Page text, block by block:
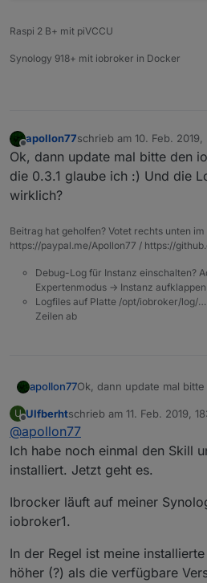
Raspi 2 B+ mit piVCCU
Synology 918+ mit iobroker in Docker
Offline
apollon77schrieb am 10. Feb.
zuletzt editiert von
Ok, dann update mal bitte den
die 0.3.1 glaube ich :) Und die
wirklich?
Beitrag hat geholfen? Votet rechts unten
https://paypal.me/Apollon77 / https://
Debug-Log für Instanz einschalten?
Expertenmodus -> Instanz
Logfiles auf Platte /opt/iobroker/log/
Zeilen ab
apollon77Ok, dann update mal bitte den iot-Adapter. Aktuell ist
wirklich?
U
Offline
Ulfberhtschrieb am 11. Feb. 2019,
zuletzt editiert von
@apollon77
Ich habe noch einmal den Skill
installiert. Jetzt geht es.
Ibrocker läuft auf meiner
iobroker1.
In der Regel ist meine
höher (?) als die verfügbare